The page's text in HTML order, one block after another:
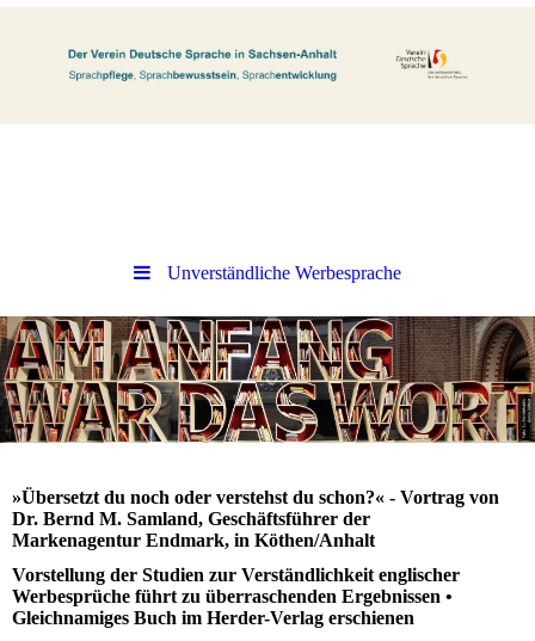
Unverständliche Werbesprache
»Übersetzt du noch oder verstehst du schon?« - Vortrag von
Dr. Bernd M. Samland, Geschäftsführer der
Markenagentur Endmark, in Köthen/Anhalt
Vorstellung der Studien zur Verständlichkeit englischer
Werbesprüche führt zu überraschenden Ergebnissen •
Gleichnamiges Buch im Herder-Verlag erschienen